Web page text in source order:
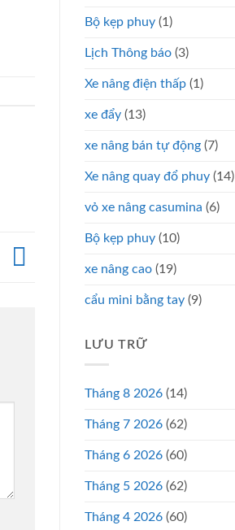
Bộ kẹp phuy (1)
Lịch Thông báo (3)
Xe nâng điện thấp (1)
xe đẩy (13)
xe nâng bán tự động (7)
Xe nâng quay đổ phuy (14)
vỏ xe nâng casumina (6)
Bộ kẹp phuy (10)
xe nâng cao (19)
cẩu mini bằng tay (9)
LƯU TRỮ
Tháng 8 2026 (14)
Tháng 7 2026 (62)
Tháng 6 2026 (60)
Tháng 5 2026 (62)
Tháng 4 2026 (60)